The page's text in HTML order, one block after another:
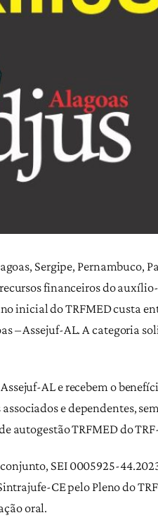
Sergipe, Pernambuco,
financeiros do
inicial do TRFMED custa
– Assejuf-AL. A categoria
AL e recebem o
e dependentes,
autogestão TRFMED do
SEI 0005925-
CE pelo Pleno do TRF
oral.